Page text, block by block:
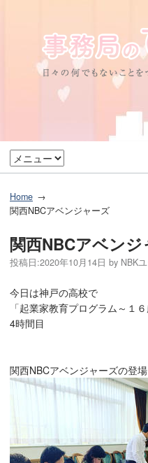
Home
関西NBCアベンジャーズ
関西NBCアベンジ
投稿日:2020年10月14日 by NBK
今日は神戸の高校で
「起業家教育プログラム～１
4時間目
関西NBCアベンジャーズの登場